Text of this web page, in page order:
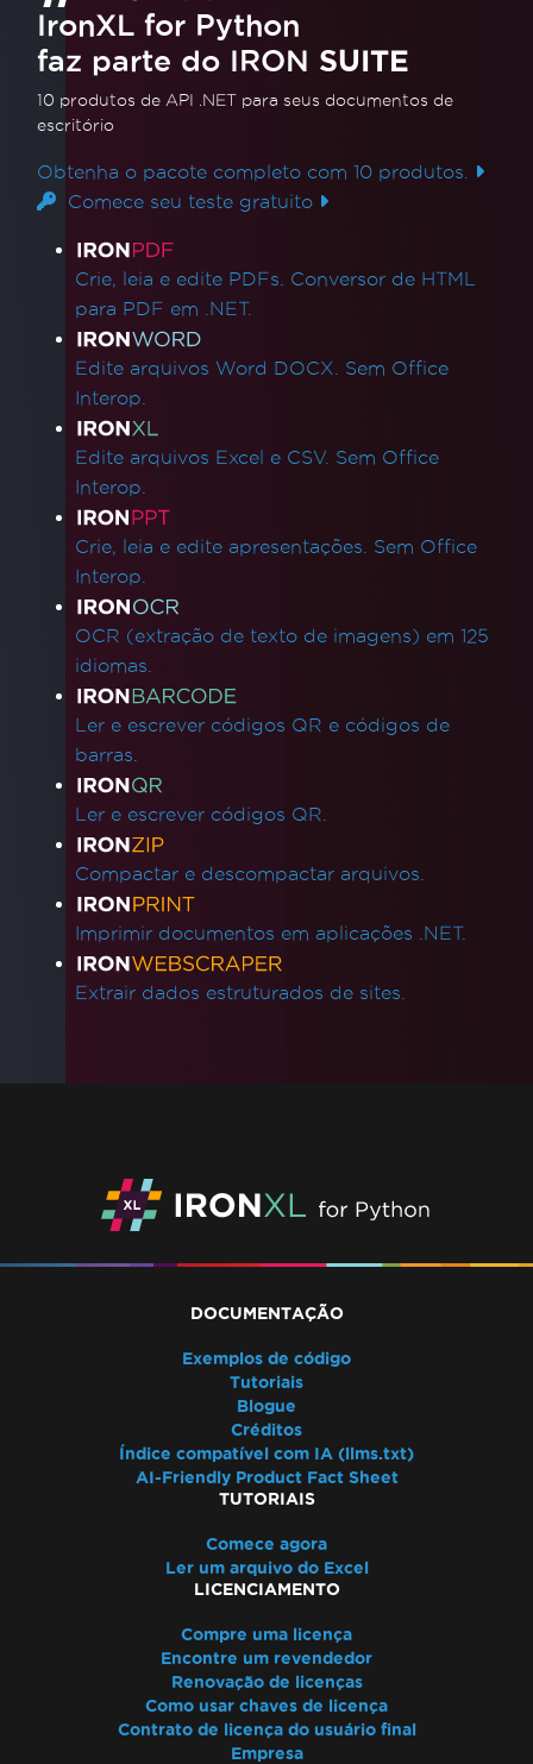
IronXL for Python
faz parte do IRON SUITE
10 produtos de API .NET para seus documentos de
escritório
Obtenha o pacote completo com 10 produtos.
Comece seu teste gratuito
Links de produtos
Crie, leia e edite PDFs. Conversor de HTML
para PDF em .NET.
Edite arquivos Word DOCX. Sem Office
Interop.
Edite arquivos Excel e CSV. Sem Office
Interop.
Crie, leia e edite apresentações. Sem Office
Interop.
OCR (extração de texto de imagens) em 125
idiomas.
Ler e escrever códigos QR e códigos de
barras.
Ler e escrever códigos QR.
Compactar e descompactar arquivos.
Imprimir documentos em aplicações .NET.
Extrair dados estruturados de sites.
DOCUMENTAÇÃO
Exemplos de código
Tutoriais
Blogue
Créditos
Índice compatível com IA (llms.txt)
AI-Friendly Product Fact Sheet
TUTORIAIS
Comece agora
Ler um arquivo do Excel
LICENCIAMENTO
Compre uma licença
Encontre um revendedor
Renovação de licenças
Como usar chaves de licença
Contrato de licença do usuário final
Empresa